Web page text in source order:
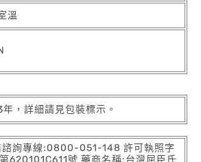
溫
年，詳細請見包裝標示。
諮詢專線:0800-051-148 許可執照字
620101C611號 藥商名稱:台灣屈臣氏